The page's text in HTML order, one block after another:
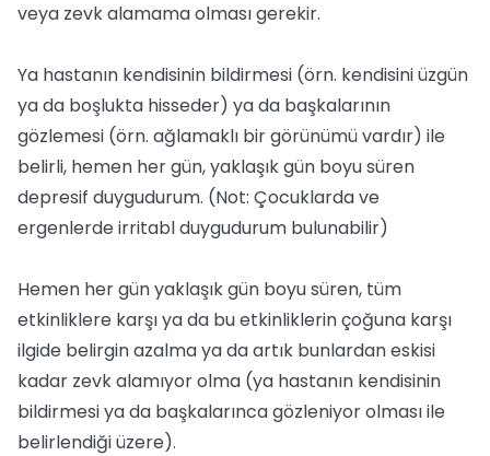
veya zevk alamama olması gerekir.
Ya hastanın kendisinin bildirmesi (örn. kendisini üzgün
ya da boşlukta hisseder) ya da başkalarının
gözlemesi (örn. ağlamaklı bir görünümü vardır) ile
belirli, hemen her gün, yaklaşık gün boyu süren
depresif duygudurum. (Not: Çocuklarda ve
ergenlerde irritabl duygudurum bulunabilir)
Hemen her gün yaklaşık gün boyu süren, tüm
etkinliklere karşı ya da bu etkinliklerin çoğuna karşı
ilgide belirgin azalma ya da artık bunlardan eskisi
kadar zevk alamıyor olma (ya hastanın kendisinin
bildirmesi ya da başkalarınca gözleniyor olması ile
belirlendiği üzere).